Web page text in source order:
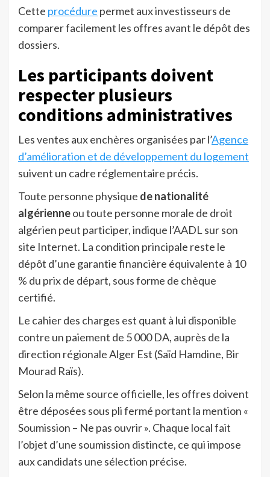
Cette procédure permet aux investisseurs de
comparer facilement les offres avant le dépôt des
dossiers.
Les participants doivent
respecter plusieurs
conditions administratives
Les ventes aux enchères organisées par l’Agence
d’amélioration et de développement du logement
suivent un cadre réglementaire précis.
Toute personne physique de nationalité
algérienneou toute personne morale de droit
algérien peut participer, indique l’AADL sur son
site Internet. La condition principale reste le
dépôt d’une garantie financière équivalente à 10
% du prix de départ, sous forme de chèque
certifié.
Le cahier des charges est quant à lui disponible
contre un paiement de 5 000 DA, auprès de la
direction régionale Alger Est (Saïd Hamdine, Bir
Mourad Raïs).
Selon la même source officielle, les offres doivent
être déposées sous pli fermé portant la mention «
Soumission – Ne pas ouvrir ». Chaque local fait
l’objet d’une soumission distincte, ce qui impose
aux candidats une sélection précise.